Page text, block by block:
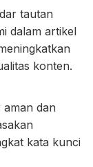
tautan
dalam artikel
konten.
aman dan
kata kunci